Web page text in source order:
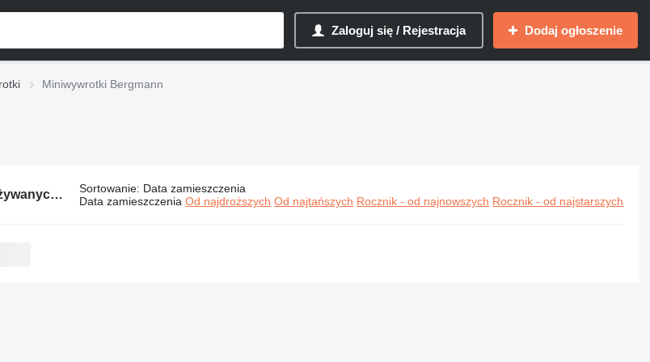
Zaloguj się / Rejestracja Dodaj ogłoszenie
Miniwywrotki Bergmann
14 ogłoszeń nowych i używanych maszyn: Miniwywrotki Bergmann
Sortowanie: Data zamieszczenia
Data zamieszczenia Od najdroższych Od najtańszych Rocznik - od najnowszych Rocznik - od najstarszych